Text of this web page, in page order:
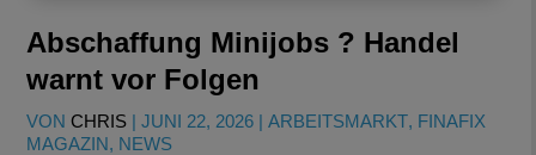
Abschaffung Minijobs ? Handel
warnt vor Folgen
VONCHRIS |JUNI 22, 2026 |ARBEITSMARKT, FINAFIX
MAGAZIN, NEWS